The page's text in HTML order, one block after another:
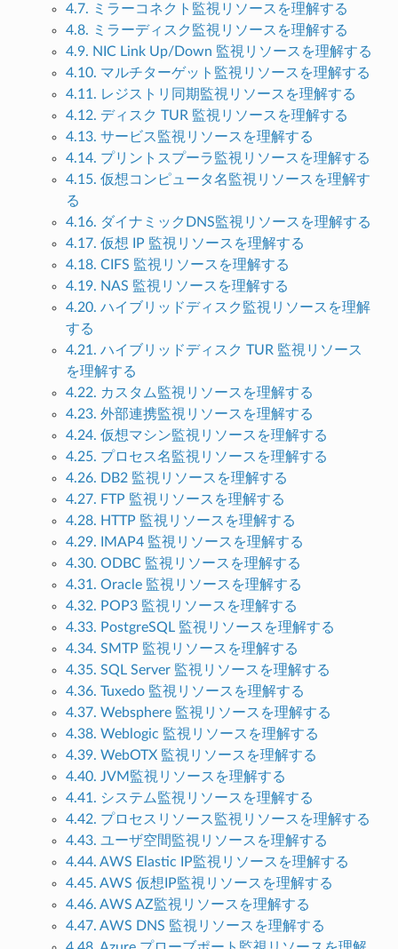
4.7. ミラーコネクト監視リソースを理解する
4.8. ミラーディスク監視リソースを理解する
4.9. NIC Link Up/Down 監視リソースを理解する
4.10. マルチターゲット監視リソースを理解する
4.11. レジストリ同期監視リソースを理解する
4.12. ディスク TUR 監視リソースを理解する
4.13. サービス監視リソースを理解する
4.14. プリントスプーラ監視リソースを理解する
4.15. 仮想コンピュータ名監視リソースを理解す
る
4.16. ダイナミックDNS監視リソースを理解する
4.17. 仮想 IP 監視リソースを理解する
4.18. CIFS 監視リソースを理解する
4.19. NAS 監視リソースを理解する
4.20. ハイブリッドディスク監視リソースを理解
する
4.21. ハイブリッドディスク TUR 監視リソース
を理解する
4.22. カスタム監視リソースを理解する
4.23. 外部連携監視リソースを理解する
4.24. 仮想マシン監視リソースを理解する
4.25. プロセス名監視リソースを理解する
4.26. DB2 監視リソースを理解する
4.27. FTP 監視リソースを理解する
4.28. HTTP 監視リソースを理解する
4.29. IMAP4 監視リソースを理解する
4.30. ODBC 監視リソースを理解する
4.31. Oracle 監視リソースを理解する
4.32. POP3 監視リソースを理解する
4.33. PostgreSQL 監視リソースを理解する
4.34. SMTP 監視リソースを理解する
4.35. SQL Server 監視リソースを理解する
4.36. Tuxedo 監視リソースを理解する
4.37. Websphere 監視リソースを理解する
4.38. Weblogic 監視リソースを理解する
4.39. WebOTX 監視リソースを理解する
4.40. JVM監視リソースを理解する
4.41. システム監視リソースを理解する
4.42. プロセスリソース監視リソースを理解する
4.43. ユーザ空間監視リソースを理解する
4.44. AWS Elastic IP監視リソースを理解する
4.45. AWS 仮想IP監視リソースを理解する
4.46. AWS AZ監視リソースを理解する
4.47. AWS DNS 監視リソースを理解する